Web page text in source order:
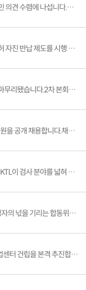
박종훈 경남교육감이 마을교육공동체 조례 폐지에 관한 지역민 의견 수렴에 나섭니다.박 교육감은21일 고성교육지원청방문을 시작으로11월 초 까지18개 시군을모두 방문할 예정입니다.도교육청은학부모와 지자체,지역 의원 등도민의 의견을 들은 후재의 요구를준비하겠다고밝혔습니다.한편, 마을교육공동체지원 조례는지난 15일경남도의회 본회의에서 제정 3년만에폐지가 의결됐...
고령운전자에 의한 교통사고가 증가하면서 각 지자체에선 면허 자진 반납 제도를 시행 중입니다. 하지만 지원금은 1회성으로, 최대 30만 원 수준에 그쳐 고령운전자의 이동권 보장에는 한계가 있다는 지적인데요. 보다 실효성 있는 대책 마련이 필요하다는 주장이 경남도의회에서 나왔습니다. 보도에 하준 기잡니다.【 기자 】사회적 문제로 대두되고 있는고령운전자 교통...
제300회 산청군의회 임시회가 21일 제2차 본회의를 끝으로 마무리됐습니다.2차 본회의에서는 각 상임위원회 심사조례안 3건, 출자·출연안 3건 등 10건의 안건을 가결됐습니다. 청각장애인을 위한'텔레코일존 설치 제안'을 주제로 신동복 의원의 5분 자유발언도 이어졌습니다.
진주시 시설관리공단이 오는 28일부터 11월 1일까지 신규 직원을 공개 채용합니다.채용인원은 일반직과 공무직 각 4명씩총 8명으로,공정 채용을 위해 채용과정을 외부 전문기관에 위탁해 실시합니다.전용 채용사이트를 통한 온라인 접수만 가능하며 서류심사와 필기시험,면접 등을 거쳐 최종합격자가 결정됩니다.
(남) 국내 유일 공공종합시험인증기관인 한국산업기술시험원 KTL이 검사 분야를 넓혀 가고 있습니다. 지역 업체 접근성 향상은 물론 중소벤처기업들의 해외 진출 발판 마련에도 힘을 보태고 있습니다. 남경민 기잡니다.【 기자 】프로펠러가 돌아가고,큰 소리를 내며바람을 뿜는 커다란 설비.바깥에 마련된 모니터에는 여러 수치들이 실시간으로 표시됩니다...
하동 문화예술회관에서 지난 19일, 한국전쟁 전후 민간인 희생자의 넋을 기리는 합동위령제가 열렸습니다.코로나19 이후 5년만에 개최된이번 위령제에는초헌관으로 재배한하승철 군수를 비롯해유족회 등 100여 명이참석했습니다.한편, 하동군 국민보도연맹 및예비검속 사건 관련진실규명이 확인된희생자는 97명으로,미신고자를 합치면200여 명의 민간인이희생당한 것으로 ...
사천시가 항공국가산단에 추진하고 있는 공공임대형 지식산업센터 건립을 본격 추진합니다.21일 사천시에 따르면지식산업센터 건립사업이행정안전부의 중앙투자심사를 통과했습니다.지식산업센터는 부지 7천 제곱미터에지상 5층 규모로 건립될 계획입니다.사천시는우주항공 관련 중소기업과 창업기업을유치해 산업을 육성한다는 방침입니다.이번 건립사업은국비와 시비 총 300억 원...